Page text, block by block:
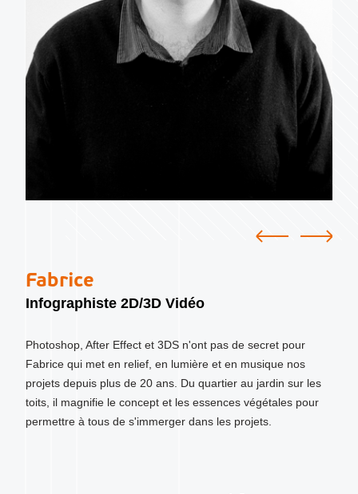
Fabrice
Infographiste 2D/3D Vidéo
Photoshop, After Effect et 3DS n'ont pas de secret pour
Fabrice qui met en relief, en lumière et en musique nos
projets depuis plus de 20 ans. Du quartier au jardin sur les
toits, il magnifie le concept et les essences végétales pour
permettre à tous de s'immerger dans les projets.